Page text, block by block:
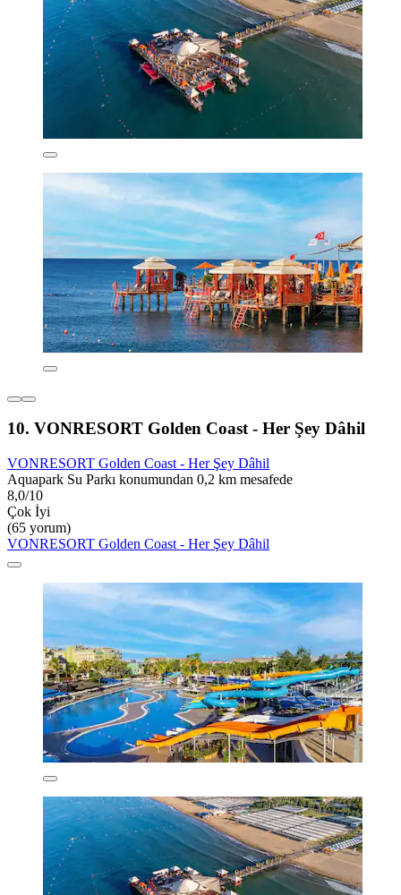
10. VONRESORT Golden Coast - Her Şey Dâhil
VONRESORT Golden Coast - Her Şey Dâhil
Aquapark Su Parkı konumundan 0,2 km mesafede
8,0/10
Çok İyi
(65 yorum)
VONRESORT Golden Coast - Her Şey Dâhil